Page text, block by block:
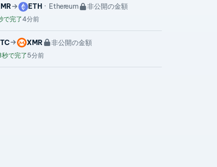
ETH Ethereum 非公開の金額
で完了4分前
XMR 非公開の金額
で完了5分前